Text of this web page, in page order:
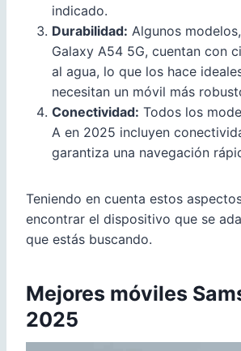
indicado.
Durabilidad: Algunos
Galaxy A54 5G, cuentan con
al agua, lo que los hace
necesitan un móvil más
Conectividad: Todos los
A en 2025 incluyen
garantiza una navegación
Teniendo en cuenta estos
encontrar el dispositivo que se
que estás buscando.
Mejores móviles
2025